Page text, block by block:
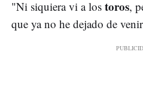
"Ni siquiera vi a los toros,
que ya no he dejado de